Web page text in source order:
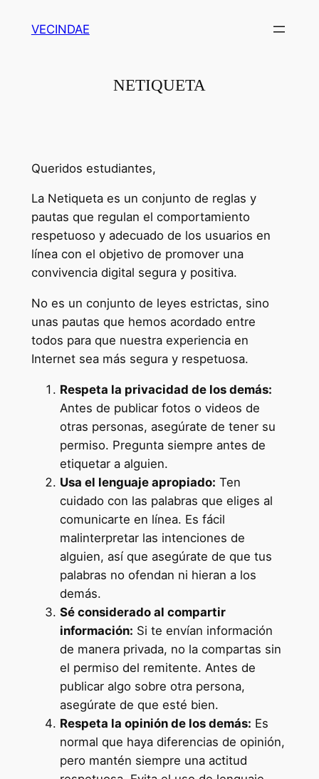
VECINDAE
NETIQUETA
Queridos estudiantes,
La Netiqueta es un conjunto de reglas y
pautas que regulan el comportamiento
respetuoso y adecuado de los usuarios en
línea con el objetivo de promover una
convivencia digital segura y positiva.
No es un conjunto de leyes estrictas, sino
unas pautas que hemos acordado entre
todos para que nuestra experiencia en
Internet sea más segura y respetuosa.
Respeta la privacidad de los demás:
Antes de publicar fotos o videos de
otras personas, asegúrate de tener su
permiso. Pregunta siempre antes de
etiquetar a alguien.
Usa el lenguaje apropiado: Ten
cuidado con las palabras que eliges al
comunicarte en línea. Es fácil
malinterpretar las intenciones de
alguien, así que asegúrate de que tus
palabras no ofendan ni hieran a los
demás.
Sé considerado al compartir
información: Si te envían información
de manera privada, no la compartas sin
el permiso del remitente. Antes de
publicar algo sobre otra persona,
asegúrate de que esté bien.
Respeta la opinión de los demás: Es
normal que haya diferencias de opinión,
pero mantén siempre una actitud